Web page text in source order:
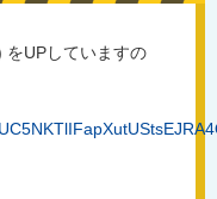
をUPしていますの